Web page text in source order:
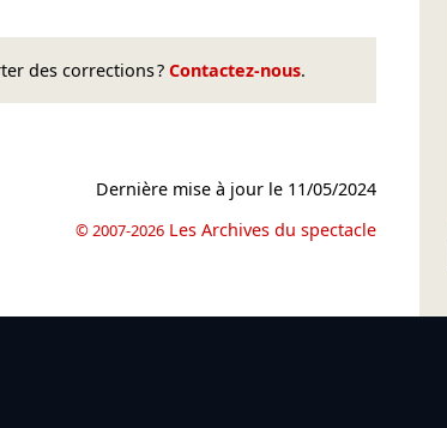
des corrections ? Contactez-nous.
Dernière mise à jour le 11/05/2024
© 2007-2026 Les Archives du spectacle